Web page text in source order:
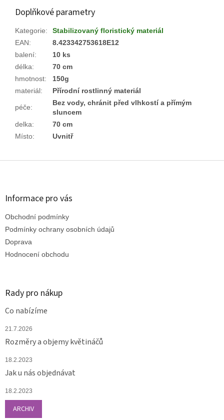
Doplňkové parametry
Kategorie:
Stabilizovaný floristický materiál
EAN:
8.423342753618E12
balení:
10 ks
délka:
70 cm
hmotnost:
150g
materiál: Přírodní rostlinný materiál
péče:
Bez vody, chránit před vlhkostí a přímým
sluncem
delka:
70 cm
Místo: Uvnitř
Z
Informace pro vás
Obchodní podmínky
Podmínky ochrany osobních údajů
Doprava
Hodnocení obchodu
Rady pro nákup
Co nabízíme
21.7.2026
Rozměry a objemy květináčů
18.2.2023
Jak u nás objednávat
18.2.2023
ARCHIV